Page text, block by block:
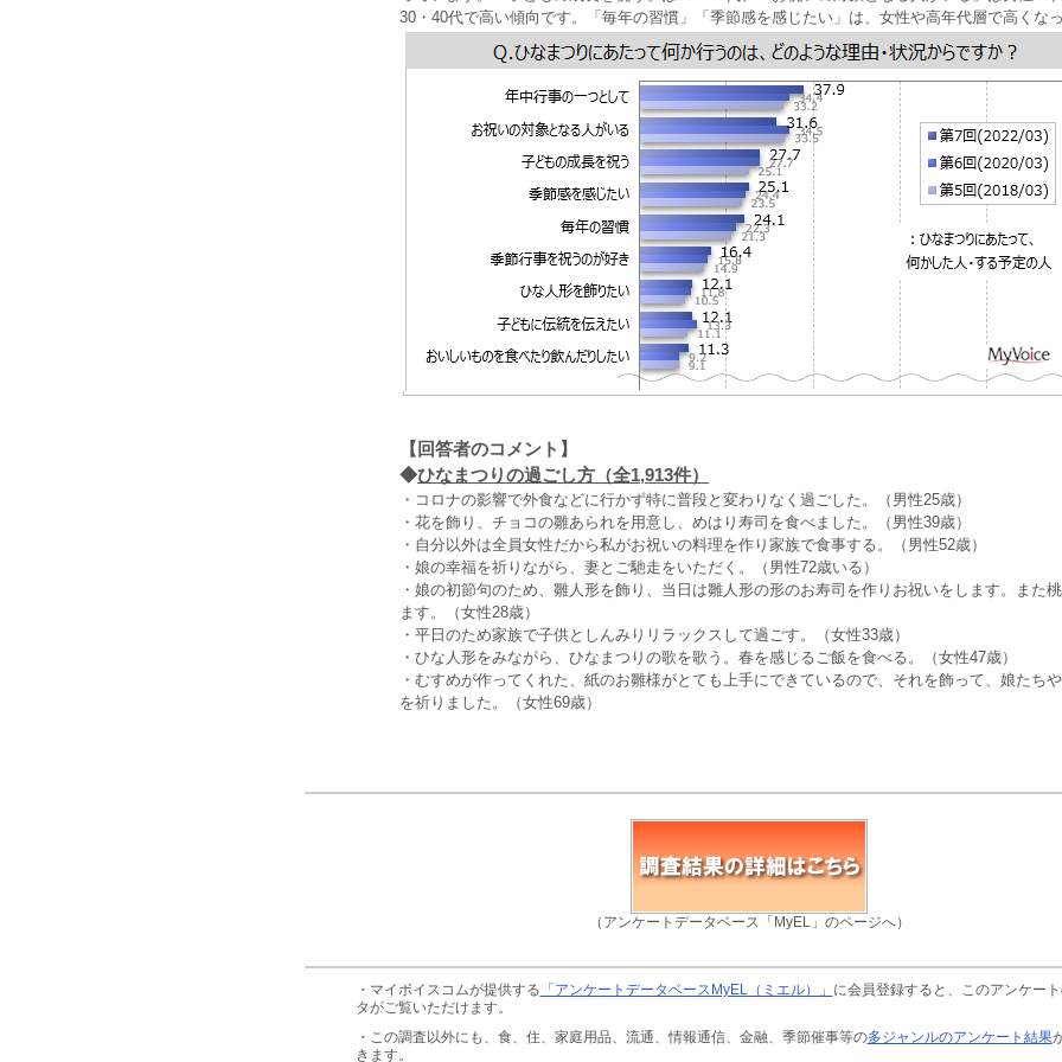
30・40代で高い傾向です。「毎年の習慣」「季節感を感じたい」は、女性や高年代層で高くなっ
【回答者のコメント】
◆ひなまつりの過ごし方（全1,913件）
・コロナの影響で外食などに行かず特に普段と変わりなく過ごした。（男性25歳）
・花を飾り、チョコの雛あられを用意し、めはり寿司を食べました。（男性39歳）
・自分以外は全員女性だから私がお祝いの料理を作り家族で食事する。（男性52歳）
・娘の幸福を祈りながら、妻とご馳走をいただく。（男性72歳いる）
・娘の初節句のため、雛人形を飾り、当日は雛人形の形のお寿司を作りお祝いをします。また
ます。（女性28歳）
・平日のため家族で子供としんみりリラックスして過ごす。（女性33歳）
・ひな人形をみながら、ひなまつりの歌を歌う。春を感じるご飯を食べる。（女性47歳）
・むすめが作ってくれた、紙のお雛様がとても上手にできているので、それを飾って、娘たち
を祈りました。（女性69歳）
（アンケートデータベース「MyEL」のページへ）
・マイボイスコムが提供する 「アンケートデータベースMyEL（ミエル）」 に会員登録すると、このアンケー
タがご覧いただけます。
・この調査以外にも、食、住、家庭用品、流通、情報通信、金融、季節催事等の多ジャンルのアンケート結果
きます。